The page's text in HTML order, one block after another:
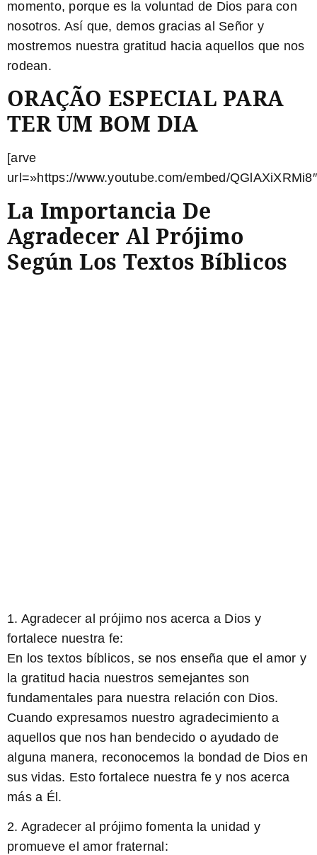
momento, porque es la voluntad de Dios para con
nosotros. Así que, demos gracias al Señor y
mostremos nuestra gratitud hacia aquellos que nos
rodean.
ORAÇÃO ESPECIAL PARA
TER UM BOM DIA
[arve
url=»https://www.youtube.com/embed/
La Importancia De
Agradecer Al Prójimo
Según Los Textos Bíblicos
1. Agradecer al prójimo nos acerca a Dios y
fortalece nuestra fe:
En los textos bíblicos, se nos enseña que el amor y
la gratitud hacia nuestros semejantes son
fundamentales para nuestra relación con Dios.
Cuando expresamos nuestro agradecimiento a
aquellos que nos han bendecido o ayudado de
alguna manera, reconocemos la bondad de Dios en
sus vidas. Esto fortalece nuestra fe y nos acerca
más a Él.
2. Agradecer al prójimo fomenta la unidad y
promueve el amor fraternal: